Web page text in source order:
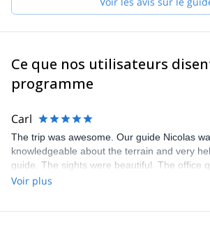
Ce que nos utilisateurs
programme
Carl
The trip was awesome. Our guide Nicolas
knowledgeable about the terrain and very
guide. The sights were beautiful. The office
our request and questions and provided
Voir plus